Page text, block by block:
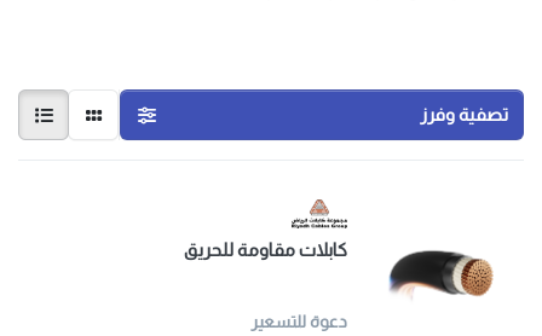
تصفية وفرز
كابلات مقاومة للحريق
دعوة للتسعير